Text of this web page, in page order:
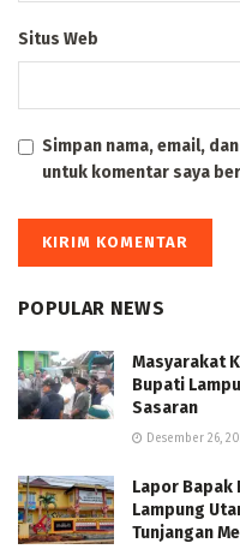
Situs Web
Simpan nama, email,
untuk komentar saya
POPULAR NEWS
Masyarakat
Bupati
Sasaran
Desember 26,
Lapor Bapak
Lampung
Tunjangan